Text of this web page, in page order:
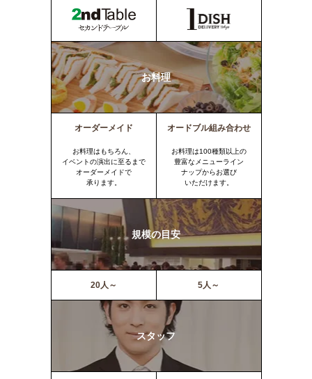
お料理
オーダーメイド
お料理はもちろん、
イベントの演出に至るまで
オーダーメイドで
承ります。
オードブル組み合わせ
お料理は100種類以上の
豊富なメニューライン
ナップからお選び
いただけます。
規模の目安
20人～ 5人～
スタッフ